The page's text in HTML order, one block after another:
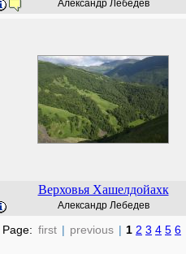
Александр Лебедев
Верховья Хашелдойахк
Александр Лебедев
Page: first | previous | 1 2 3 4 5 6